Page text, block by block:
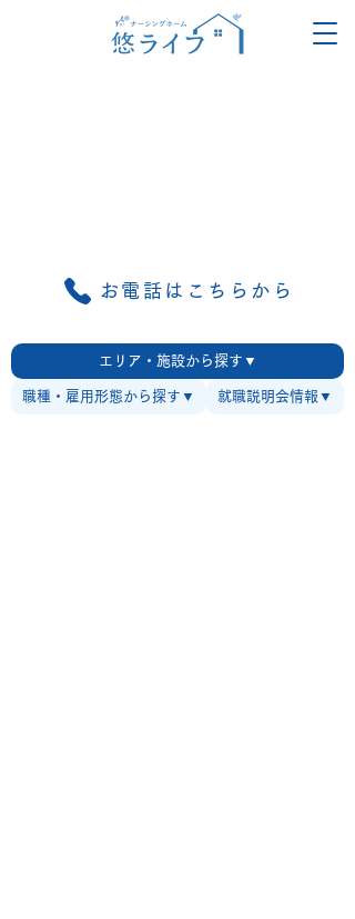
お電話はこちらから
エリア・施設から探す▼
職種・雇用形態から探す▼ 就職説明会情報▼